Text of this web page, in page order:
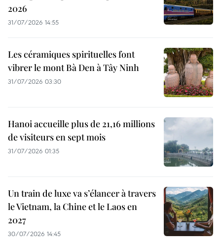
2026
31/07/2026 14:55
Les céramiques spirituelles font
vibrer le mont Bà Den à Tây Ninh
31/07/2026 03:30
Hanoi accueille plus de 21,16 millions
de visiteurs en sept mois ​
31/07/2026 01:35
Un train de luxe va s’élancer à travers
le Vietnam, la Chine et le Laos en
2027
30/07/2026 14:45